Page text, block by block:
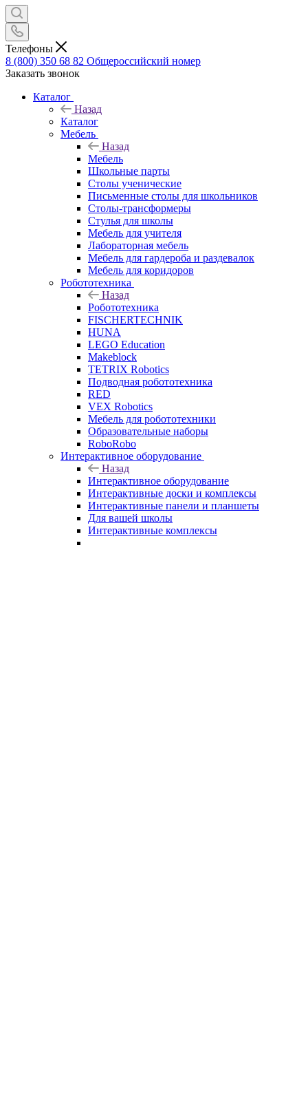
Телефоны
8 (800) 350 68 82 Общероссийский номер
Заказать звонок
Каталог
Назад
Каталог
Мебель
Назад
Мебель
Школьные парты
Столы ученические
Письменные столы для школьников
Столы-трансформеры
Стулья для школы
Мебель для учителя
Лабораторная мебель
Мебель для гардероба и раздевалок
Мебель для коридоров
Робототехника
Назад
Робототехника
FISCHERTECHNIK
HUNA
LEGO Education
Makeblock
TETRIX Robotics
Подводная робототехника
RED
VEX Robotics
Мебель для робототехники
Образовательные наборы
RoboRobo
Интерактивное оборудование
Назад
Интерактивное оборудование
Интерактивные доски и комплексы
Интерактивные панели и планшеты
Для вашей школы
Интерактивные комплексы